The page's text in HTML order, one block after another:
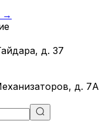
→
д. 37
д. 7А